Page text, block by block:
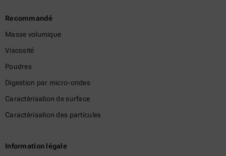
Recommandé
Masse volumique
Viscosité
Poudres
Digestion par micro-ondes
Caractérisation de surface
Caractérisation des particules
Information légale